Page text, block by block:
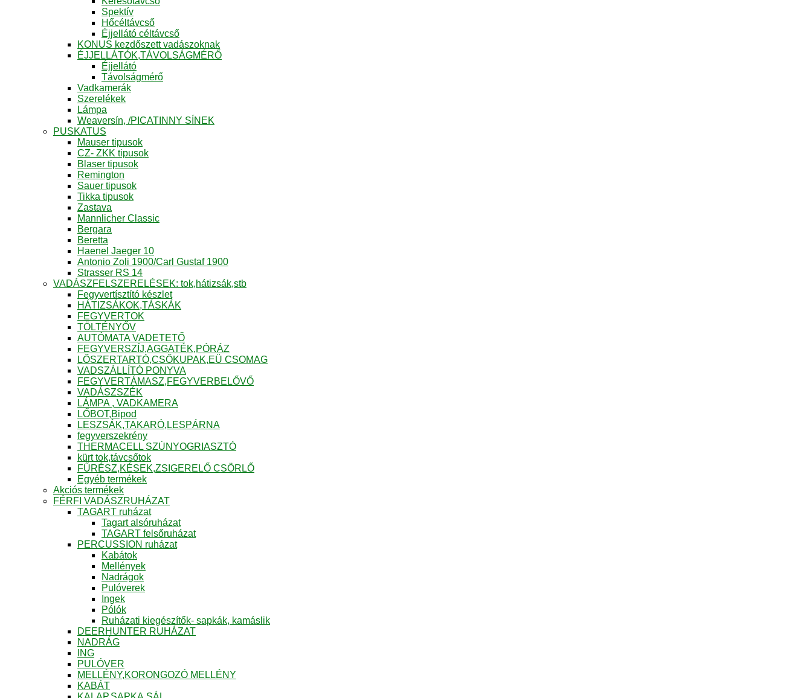
Spektív
Hőcéltávcső
Éjjellátó céltávcső
KONUS kezdőszett vadászoknak
ÉJJELLÁTÓK,TÁVOLSÁGMÉRŐ
Éjjellátó
Távolságmérő
Vadkamerák
Szerelékek
Lámpa
Weaversín, /PICATINNY SÍNEK
PUSKATUS
Mauser tipusok
CZ- ZKK tipusok
Blaser tipusok
Remington
Sauer tipusok
Tikka tipusok
Zastava
Mannlicher Classic
Bergara
Beretta
Haenel Jaeger 10
Antonio Zoli 1900/Carl Gustaf 1900
Strasser RS 14
VADÁSZFELSZERELÉSEK: tok,hátizsák,stb
Fegyvertísztító készlet
HÁTIZSÁKOK,TÁSKÁK
FEGYVERTOK
TÖLTÉNYŐV
AUTÓMATA VADETETŐ
FEGYVERSZÍJ,AGGATÉK,PÓRÁZ
LŐSZERTARTÓ,CSŐKUPAK,EÜ CSOMAG
VADSZÁLLÍTÓ PONYVA
FEGYVERTÁMASZ,FEGYVERBELŐVŐ
VADÁSZSZÉK
LÁMPA , VADKAMERA
LŐBOT,Bipod
LESZSÁK,TAKARÓ,LESPÁRNA
fegyverszekrény
THERMACELL SZÚNYOGRIASZTÓ
kürt tok,távcsőtok
FŰRÉSZ,KÉSEK,ZSIGERELŐ CSÖRLŐ
Egyéb termékek
Akciós termékek
FÉRFI VADÁSZRUHÁZAT
TAGART ruházat
Tagart alsóruházat
TAGART felsőruházat
PERCUSSION ruházat
Kabátok
Mellények
Nadrágok
Pulóverek
Ingek
Pólók
Ruházati kiegészítők- sapkák, kamáslik
DEERHUNTER RUHÁZAT
NADRÁG
ING
PULÓVER
MELLÉNY,KORONGOZÓ MELLÉNY
KABÁT